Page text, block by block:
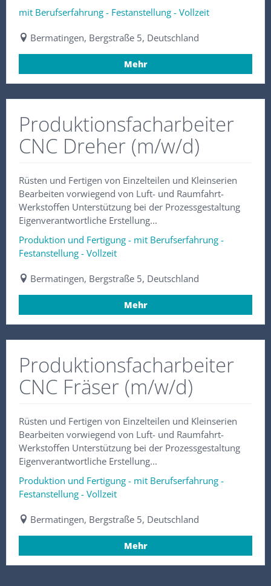
mit Berufserfahrung - Festanstellung - Vollzeit
Bermatingen, Bergstraße 5, Deutschland
Mehr
Produktionsfacharbeiter
CNC Dreher (m/w/d)
Rüsten und Fertigen von Einzelteilen und Kleinserien
Bearbeiten vorwiegend von Luft- und Raumfahrt-
Werkstoffen Unterstützung bei der Prozessgestaltung
Eigenverantwortliche Erstellung...
Produktion und Fertigung - mit Berufserfahrung -
Festanstellung - Vollzeit
Bermatingen, Bergstraße 5, Deutschland
Mehr
Produktionsfacharbeiter
CNC Fräser (m/w/d)
Rüsten und Fertigen von Einzelteilen und Kleinserien
Bearbeiten vorwiegend von Luft- und Raumfahrt-
Werkstoffen Unterstützung bei der Prozessgestaltung
Eigenverantwortliche Erstellung...
Produktion und Fertigung - mit Berufserfahrung -
Festanstellung - Vollzeit
Bermatingen, Bergstraße 5, Deutschland
Mehr